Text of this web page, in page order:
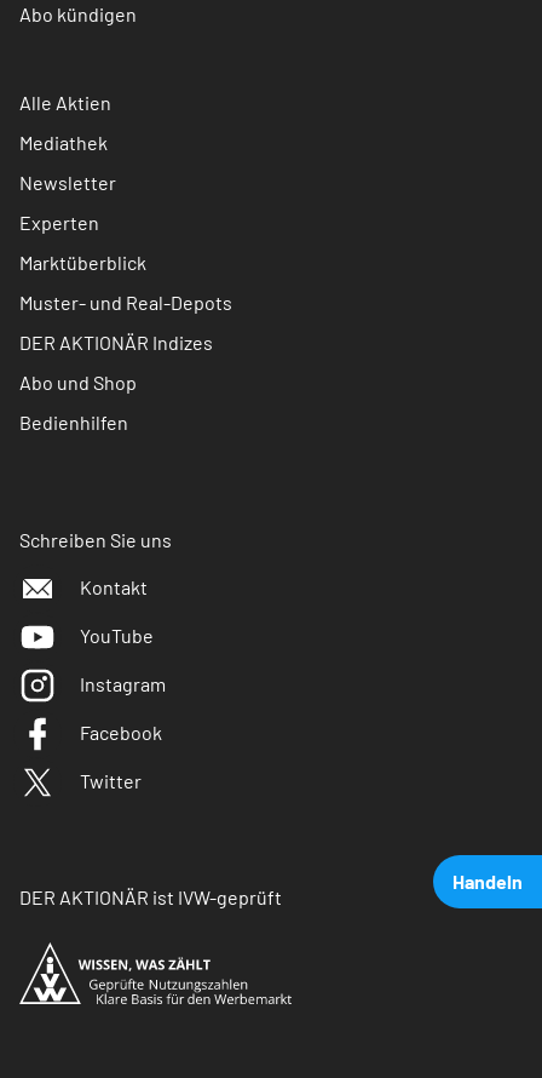
Handeln
Abo kündigen
Alle Aktien
Mediathek
Newsletter
Experten
Marktüberblick
Muster- und Real-Depots
DER AKTIONÄR Indizes
Abo und Shop
Bedienhilfen
Schreiben Sie uns
Kontakt
YouTube
Instagram
Facebook
Twitter
DER AKTIONÄR ist IVW-geprüft